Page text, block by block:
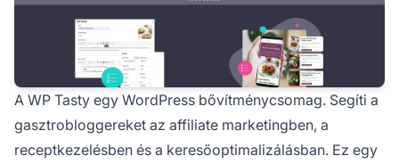
A WP Tasty egy WordPress bővítménycsomag. Segíti a
gasztrobloggereket az affiliate marketingben, a
receptkezelésben és a keresőoptimalizálásban. Ez egy